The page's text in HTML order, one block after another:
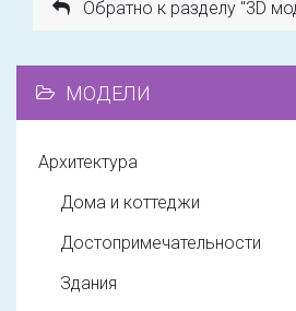
Обратно к разделу "3D
МОДЕЛИ
Архитектура
Дома и коттеджи
Достопримечательности
Здания